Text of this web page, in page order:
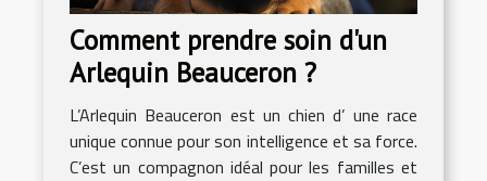
Comment prendre soin d'un
Arlequin Beauceron ?
L’Arlequin Beauceron est un chien d’ une race
unique connue pour son intelligence et sa force.
C’est un compagnon idéal pour les familles et